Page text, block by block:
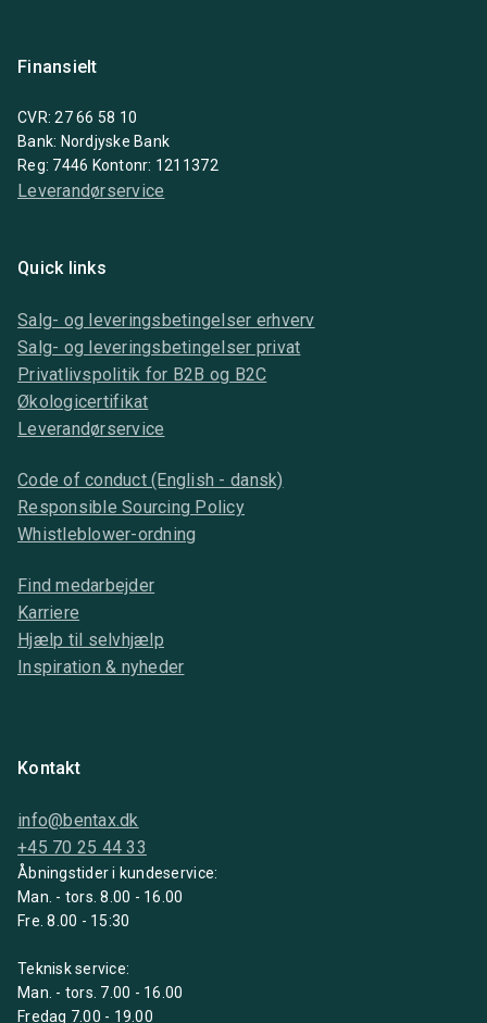
Finansielt
CVR: 27 66 58 10
Bank: Nordjyske Bank
Reg: 7446 Kontonr: 1211372
Leverandørservice
Quick links
Salg- og leveringsbetingelser erhverv
Salg- og leveringsbetingelser privat
Privatlivspolitik for B2B og B2C
Økologicertifikat
Leverandørservice
Code of conduct (English - dansk)
Responsible Sourcing Policy
Whistleblower-ordning
Find medarbejder
Karriere
Hjælp til selvhjælp
Inspiration & nyheder
Kontakt
info@bentax.dk
+45 70 25 44 33
Åbningstider i kundeservice:
Man. - tors. 8.00 - 16.00
Fre. 8.00 - 15:30
Teknisk service:
Man. - tors. 7.00 - 16.00
Fredag 7.00 - 19.00